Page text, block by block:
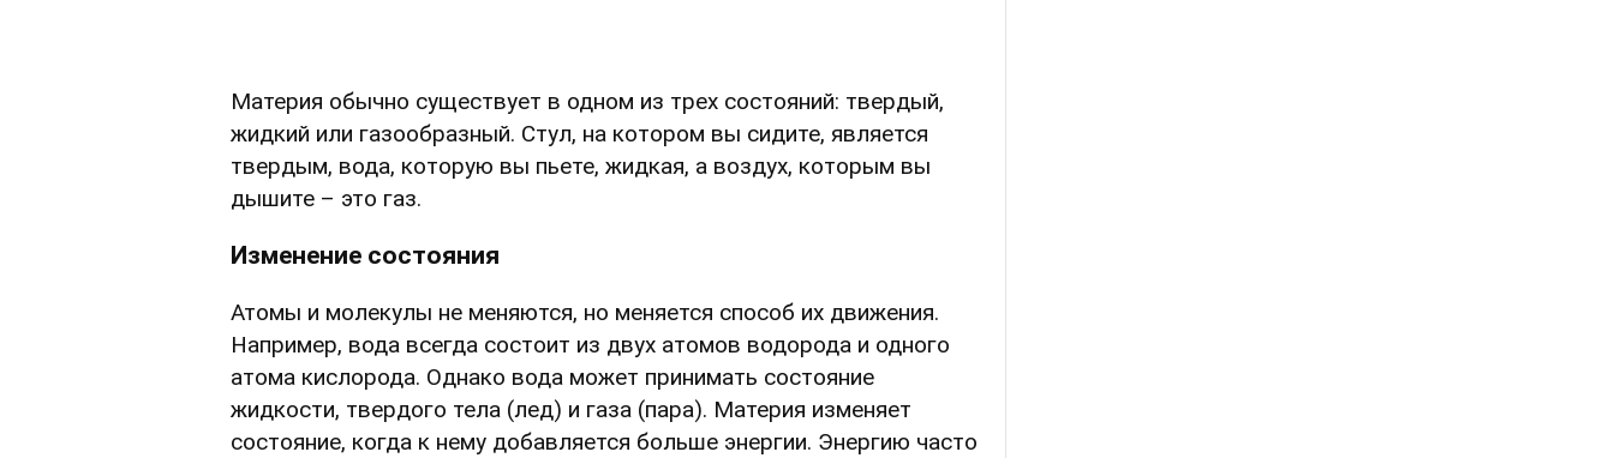
Материя обычно существует в одном из трех состояний: твердый,
жидкий или газообразный. Стул, на котором вы сидите, является
твердым, вода, которую вы пьете, жидкая, а воздух, которым вы
дышите – это газ.
Изменение состояния
Атомы и молекулы не меняются, но меняется способ их движения.
Например, вода всегда состоит из двух атомов водорода и одного
атома кислорода. Однако вода может принимать состояние
жидкости, твердого тела (лед) и газа (пара). Материя изменяет
состояние, когда к нему добавляется больше энергии. Энергию часто